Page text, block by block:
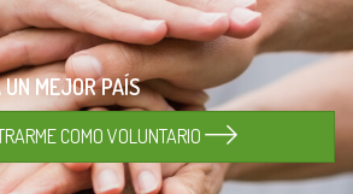
UNMEJOR PAÍS
COMO VOLUNTARIO